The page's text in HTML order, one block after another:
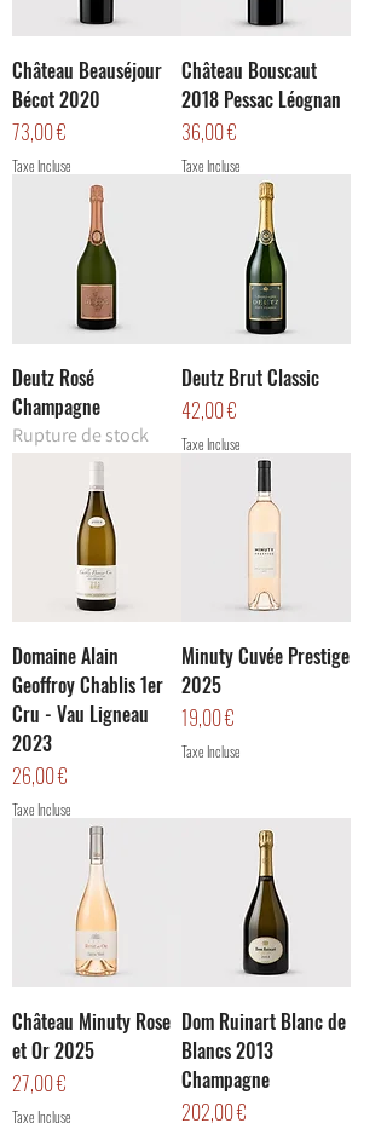
Château Beauséjour
Bécot 2020
Prix
73,00 €
Taxe Incluse
Château Bouscaut
2018 Pessac Léognan
Prix
36,00 €
Taxe Incluse
Deutz Rosé
Champagne
Rupture de stock
Deutz Brut Classic
Prix
42,00 €
Taxe Incluse
Domaine Alain
Geoffroy Chablis 1er
Cru - Vau Ligneau
2023
Prix
26,00 €
Taxe Incluse
Minuty Cuvée Prestige
2025
Prix
19,00 €
Taxe Incluse
Château Minuty Rose
et Or 2025
Prix
27,00 €
Taxe Incluse
Dom Ruinart Blanc de
Blancs 2013
Champagne
Prix
202,00 €